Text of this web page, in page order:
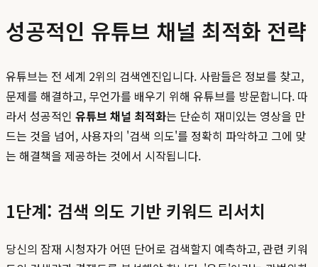
성공적인 유튜브 채널 최적화 전략
유튜브는 전 세계 2위의 검색엔진입니다. 사람들은 정보를 찾고,
문제를 해결하고, 무언가를 배우기 위해 유튜브를 방문합니다. 따
라서 성공적인 유튜브 채널 최적화는 단순히 재미있는 영상을 만
드는 것을 넘어, 사용자의 '검색 의도'를 정확히 파악하고 그에 맞
는 해결책을 제공하는 것에서 시작됩니다.
1단계: 검색 의도 기반 키워드 리서치
당신의 잠재 시청자가 어떤 단어로 검색할지 예측하고, 관련 키워